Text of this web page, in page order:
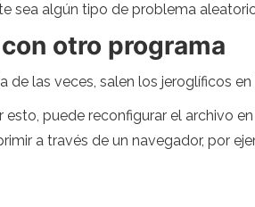
sea algún tipo de problema
otro programa
de las veces, salen los jeroglíficos
esto, puede reconfigurar el archivo
a través de un navegador, por